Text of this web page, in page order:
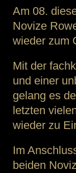
Am 08.
Novize
wieder zum
Mit der
und einer
gelang es
letzten
wieder zu
Im
beiden